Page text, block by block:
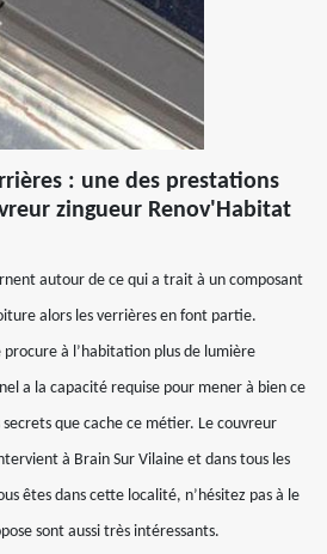
: une des prestations
zingueur Renov'Habitat
autour de ce qui a trait à un composant
alors les verrières en font partie.
procure à l’habitation plus de lumière
a la capacité requise pour mener à bien ce
que cache ce métier. Le couvreur
à Brain Sur Vilaine et dans tous les
êtes dans cette localité, n’hésitez pas à le
sont aussi très intéressants.